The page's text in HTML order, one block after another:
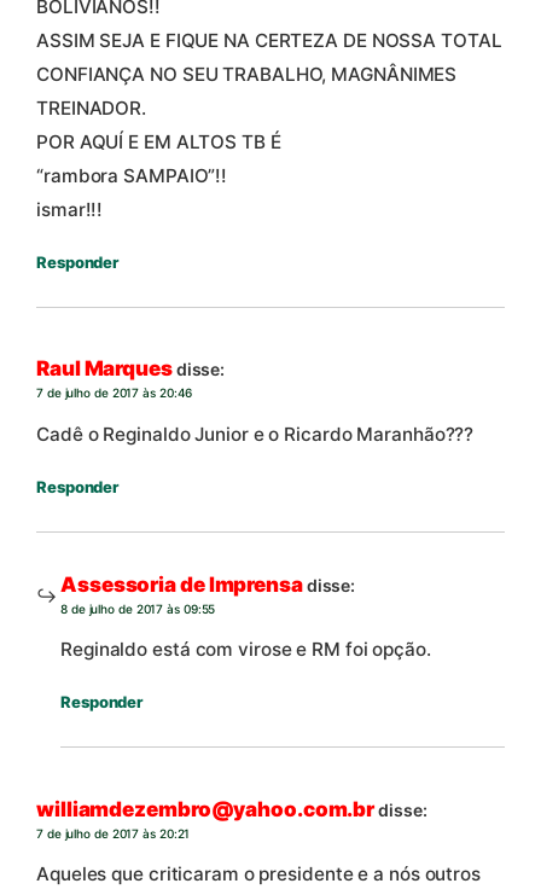
BOLIVIANOS!!
ASSIM SEJA E FIQUE NA CERTEZA DE NOSSA TOTAL
CONFIANÇA NO SEU TRABALHO, MAGNÂNIMES
TREINADOR.
POR AQUÍ E EM ALTOS TB É
“rambora SAMPAIO”!!
ismar!!!
Responder
Raul Marquesdisse:
7 de julho de 2017 às 20:46
Cadê o Reginaldo Junior e o Ricardo Maranhão???
Responder
Assessoria de Imprensadisse:
8 de julho de 2017 às 09:55
Reginaldo está com virose e RM foi opção.
Responder
williamdezembro@yahoo.com.brdisse:
7 de julho de 2017 às 20:21
Aqueles que criticaram o presidente e a nós outros